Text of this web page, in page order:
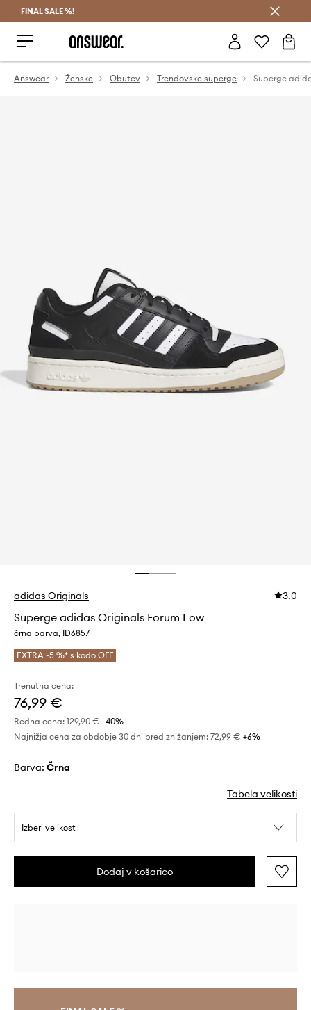
FINAL SALE %!
Answear Ženske Obutev Trendovske superge
adidas Originals 3.0
Superge adidas Originals Forum Low
črna barva, ID6857
EXTRA -5 %* s kodo OFF
Trenutna cena:
76,99 €
Redna cena: 129,90 € -40%
Najnižja cena za obdobje 30 dni pred znižanjem: 72,99 € +6%
Barva: črna
Tabela velikosti
Izberi velikost
Dodaj v košarico